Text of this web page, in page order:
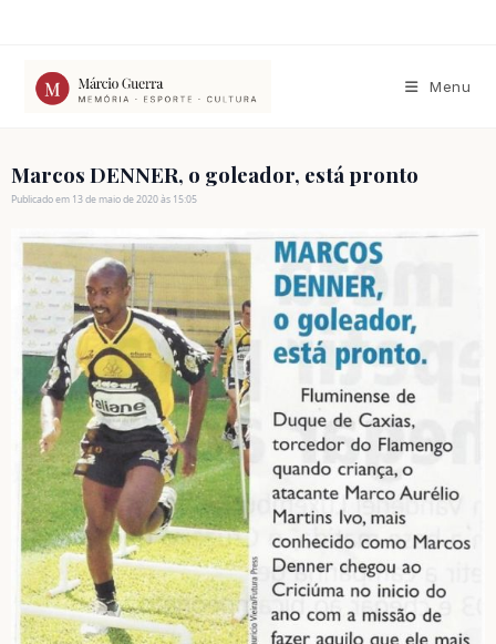
conteúdo
Menu
Marcos DENNER, o goleador, está pronto
Publicado em 13 de maio de 2020 às 15:05